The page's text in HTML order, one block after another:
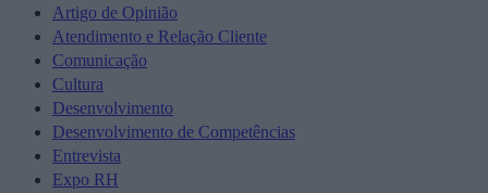
Artigo de Opinião
Atendimento e Relação Cliente
Comunicação
Cultura
Desenvolvimento
Desenvolvimento de Competências
Entrevista
Expo RH